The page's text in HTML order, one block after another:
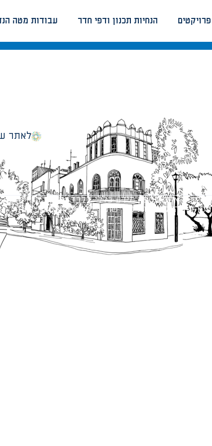
עבודות מטה הנחיות תכנון ודפי חדר
לאתר
יפו. האתר מספק מידע כללי בלבד ומאגד הנחיות
הדין הרלוונטיות כפי שתהיינה בתוקף מעת לעת.